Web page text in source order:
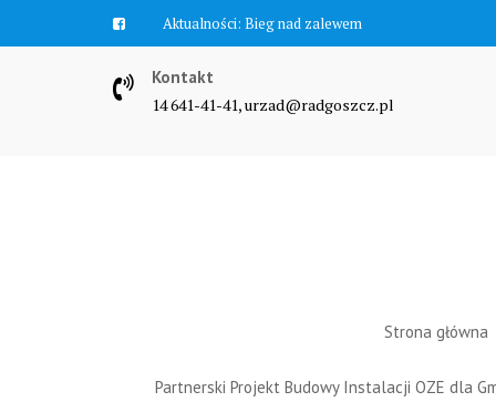
Aktualności: Bieg nad zalewem
Kontakt
14 641-41-41, urzad@radgoszcz.pl
Strona główna
Partnerski Projekt Budowy Instalacji OZE dla